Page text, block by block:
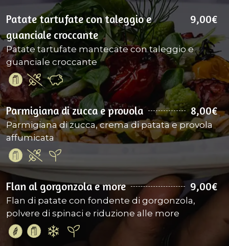
Patate tartufate con taleggio e
guanciale croccante
9,00€
Patate tartufate mantecate con taleggio e
guanciale croccante
Parmigiana di zucca e provola 8,00€
Parmigiana di zucca, crema di patata e provola
affumicata
Flan al gorgonzola e more 9,00€
Flan di patate con fondente di gorgonzola,
polvere di spinaci e riduzione alle more